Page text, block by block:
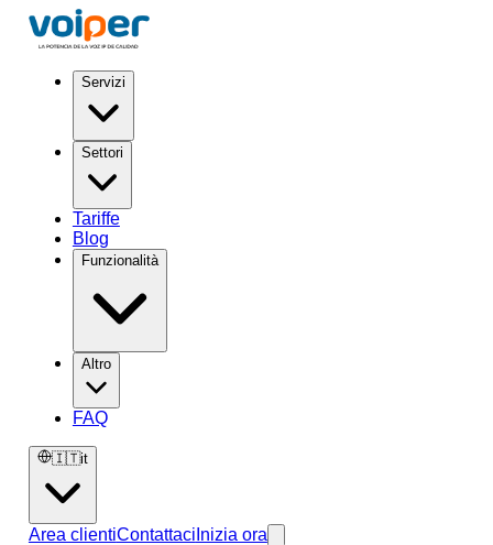
Servizi
Settori
Tariffe
Blog
Funzionalità
Altro
FAQ
🇮🇹it
Area clientiContattaci Inizia ora